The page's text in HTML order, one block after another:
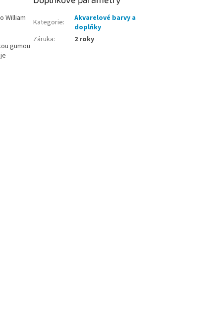
William
gumou
Kategorie:
Akvarelové barvy a
doplňky
Záruka: 2 roky